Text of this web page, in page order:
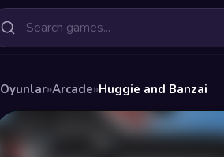
Oyunlar»Arcade»Huggie and Banzai